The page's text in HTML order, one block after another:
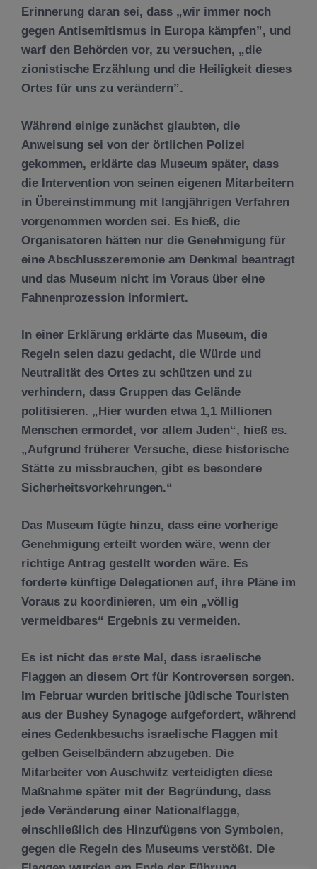
Erinnerung daran sei, dass „wir immer noch
gegen Antisemitismus in Europa kämpfen”, und
warf den Behörden vor, zu versuchen, „die
zionistische Erzählung und die Heiligkeit dieses
Ortes für uns zu verändern”.
Während einige zunächst glaubten, die
Anweisung sei von der örtlichen Polizei
gekommen, erklärte das Museum später, dass
die Intervention von seinen eigenen Mitarbeitern
in Übereinstimmung mit langjährigen Verfahren
vorgenommen worden sei. Es hieß, die
Organisatoren hätten nur die Genehmigung für
eine Abschlusszeremonie am Denkmal beantragt
und das Museum nicht im Voraus über eine
Fahnenprozession informiert.
In einer Erklärung erklärte das Museum, die
Regeln seien dazu gedacht, die Würde und
Neutralität des Ortes zu schützen und zu
verhindern, dass Gruppen das Gelände
politisieren. „Hier wurden etwa 1,1 Millionen
Menschen ermordet, vor allem Juden“, hieß es.
„Aufgrund früherer Versuche, diese historische
Stätte zu missbrauchen, gibt es besondere
Sicherheitsvorkehrungen.“
Das Museum fügte hinzu, dass eine vorherige
Genehmigung erteilt worden wäre, wenn der
richtige Antrag gestellt worden wäre. Es
forderte künftige Delegationen auf, ihre Pläne im
Voraus zu koordinieren, um ein „völlig
vermeidbares“ Ergebnis zu vermeiden.
Es ist nicht das erste Mal, dass israelische
Flaggen an diesem Ort für Kontroversen sorgen.
Im Februar wurden britische jüdische Touristen
aus der Bushey Synagoge aufgefordert, während
eines Gedenkbesuchs israelische Flaggen mit
gelben Geiselbändern abzugeben. Die
Mitarbeiter von Auschwitz verteidigten diese
Maßnahme später mit der Begründung, dass
jede Veränderung einer Nationalflagge,
einschließlich des Hinzufügens von Symbolen,
gegen die Regeln des Museums verstößt. Die